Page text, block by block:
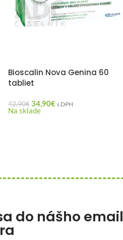
Bioscalin Nova Genina 60
tabliet
42,90€ 34,90€ s DPH
Na sklade
do nášho email